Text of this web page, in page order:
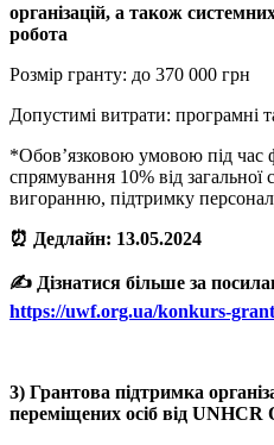
організацій, а також
робота
Розмір гранту: до 370 000 грн
Допустимі витрати: програмні
*Обов’язковою умовою під час
спрямування 10% від
вигоранню, підтримку
⏰ Дедлайн: 13.05.2024
✍️ Дізнатися більше за
https://uwf.org.ua/konkurs-
3) Грантова підтримка
переміщених осіб від